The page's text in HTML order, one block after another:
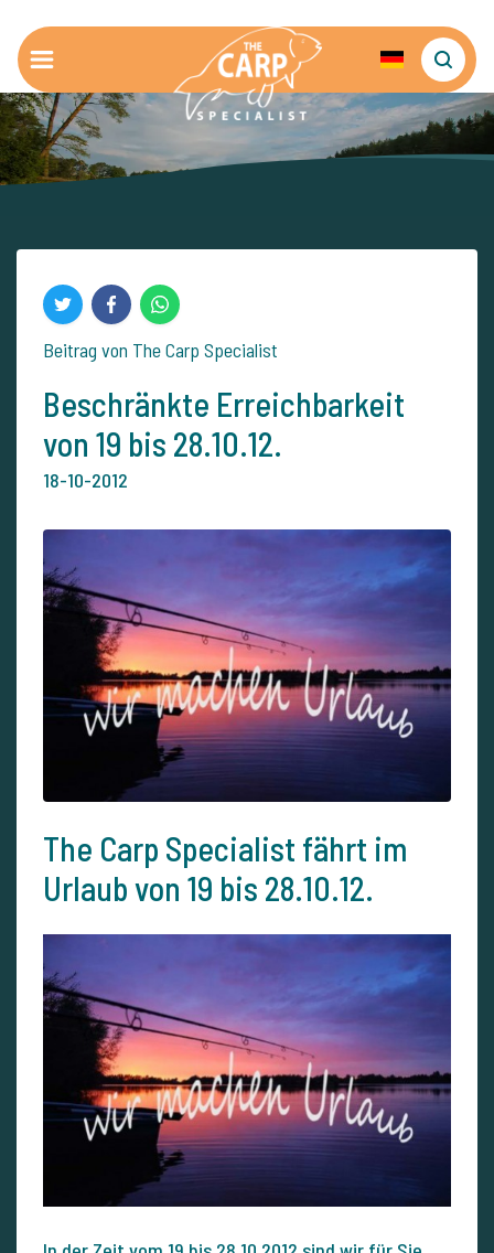
Beitrag von The Carp Specialist
Beschränkte Erreichbarkeit
von 19 bis 28.10.12.
18-10-2012
The Carp Specialist fährt im
Urlaub von 19 bis 28.10.12.